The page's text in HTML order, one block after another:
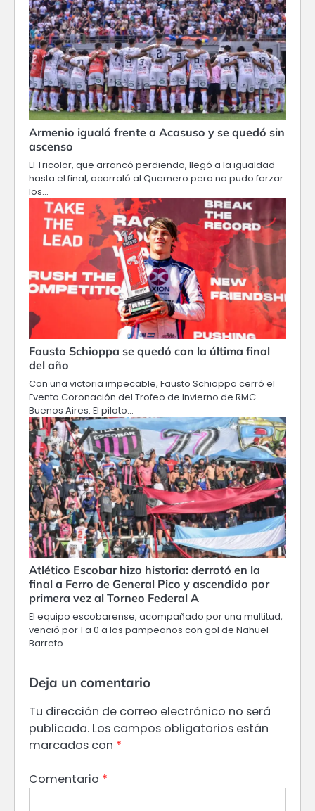
Armenio igualó frente a Acasuso y se quedó sin
ascenso
El Tricolor, que arrancó perdiendo, llegó a la igualdad
hasta el final, acorraló al Quemero pero no pudo forzar
los…
Fausto Schioppa se quedó con la última final
del año
Con una victoria impecable, Fausto Schioppa cerró el
Evento Coronación del Trofeo de Invierno de RMC
Buenos Aires. El piloto…
Atlético Escobar hizo historia: derrotó en la
final a Ferro de General Pico y ascendido por
primera vez al Torneo Federal A
El equipo escobarense, acompañado por una multitud,
venció por 1 a 0 a los pampeanos con gol de Nahuel
Barreto…
Deja un comentario
Tu dirección de correo electrónico no será
publicada. Los campos obligatorios están
marcados con *
Comentario *